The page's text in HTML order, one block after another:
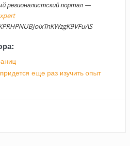
регионалистский портал —
еще раз изучить опыт